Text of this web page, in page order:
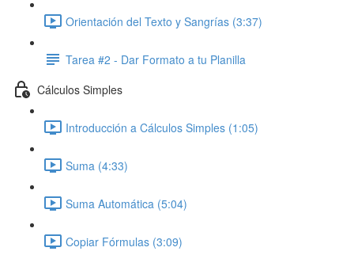
Orientación del Texto y Sangrías (3:37)
Tarea #2 - Dar Formato a tu Planilla
Cálculos Simples
Introducción a Cálculos Simples (1:05)
Suma (4:33)
Suma Automática (5:04)
Copiar Fórmulas (3:09)